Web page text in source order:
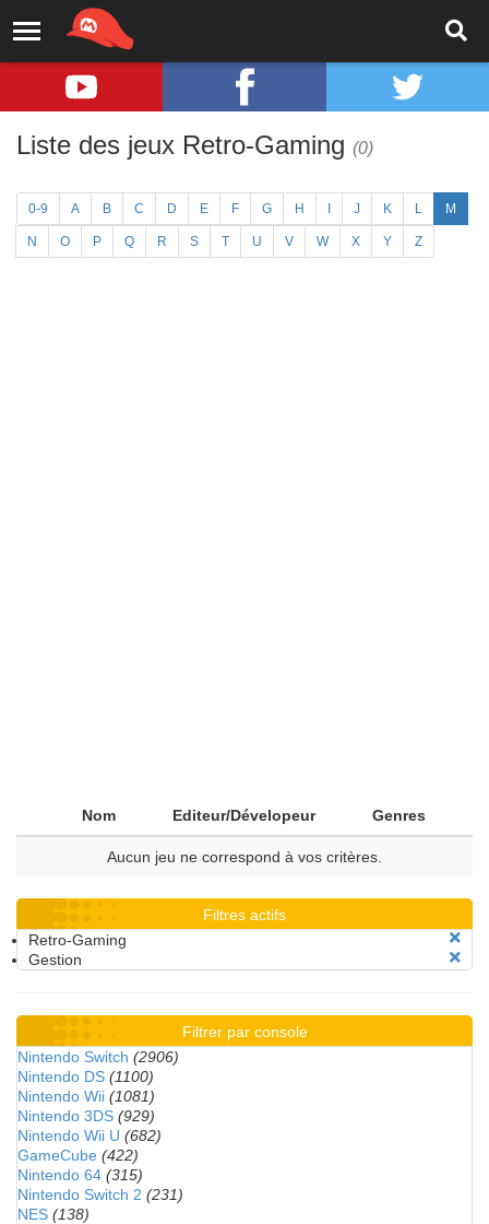
Liste des jeux Retro-Gaming (0)
0-9 A B C D E F G H J K L M
N O P Q R S T U V W X Y Z
Nom Editeur/Dévelopeur Genres
Aucun jeu ne correspond à vos critères.
Filtres actifs
Retro-Gaming
Gestion
Filtrer par console
Nintendo Switch (2906)
Nintendo DS (1100)
Nintendo Wii (1081)
Nintendo 3DS (929)
Nintendo Wii U (682)
GameCube (422)
Nintendo 64 (315)
Nintendo Switch 2 (231)
NES (138)